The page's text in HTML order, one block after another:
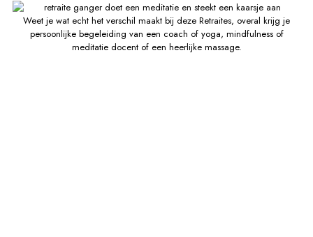
Weet je wat echt het verschil maakt bij deze Retraites, overal krijg je
persoonlijke begeleiding van een coach of yoga, mindfulness of
meditatie docent of een heerlijke massage.